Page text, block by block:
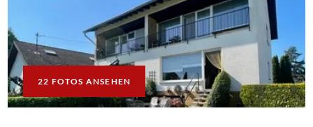
22 FOTOS ANSEHEN